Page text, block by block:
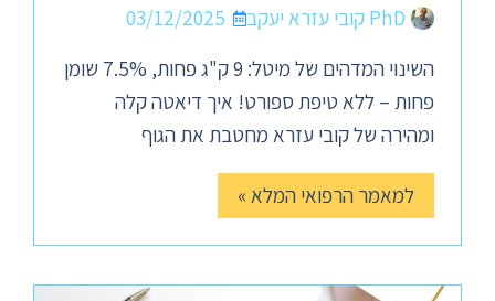
PhD קובי עזרא יעקב
03/12/2025
השינוי המדהים של מיטל: 9 ק"ג פחות, 7.5% שומן
פחות – ללא טיפת ספורט! איך דיאטה קלה
ומהירה של קובי עזרא מחטבת את הגוף
למאמר הרפואי המלא »